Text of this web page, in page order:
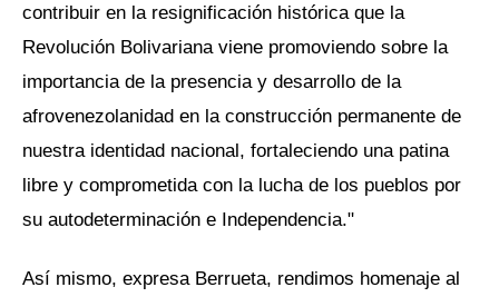
contribuir en la resignificación histórica que la
Revolución Bolivariana viene promoviendo sobre la
importancia de la presencia y desarrollo de la
afrovenezolanidad en la construcción permanente de
nuestra identidad nacional, fortaleciendo una patina
libre y comprometida con la lucha de los pueblos por
su autodeterminación e Independencia."
Así mismo, expresa Berrueta, rendimos homenaje al